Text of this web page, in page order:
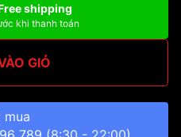
shipping
khi thanh toán
GIỎ
mua